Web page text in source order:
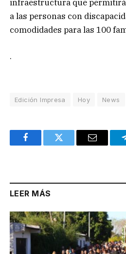
infraestructura que
a las personas con
comodidades para las 100
.
Edición Impresa Hoy News
FacebookTwitter Email
LEER MÁS